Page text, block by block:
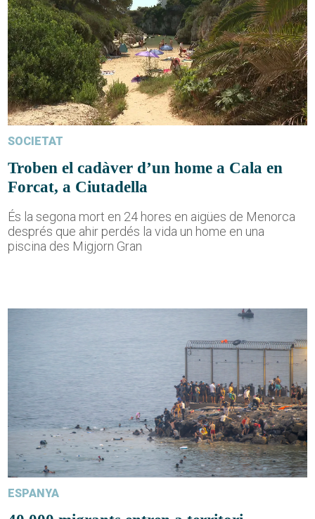
SOCIETAT
Troben el cadàver d’un home a Cala en
Forcat, a Ciutadella
És la segona mort en 24 hores en aigües de Menorca
després que ahir perdés la vida un home en una
piscina des Migjorn Gran
ESPANYA